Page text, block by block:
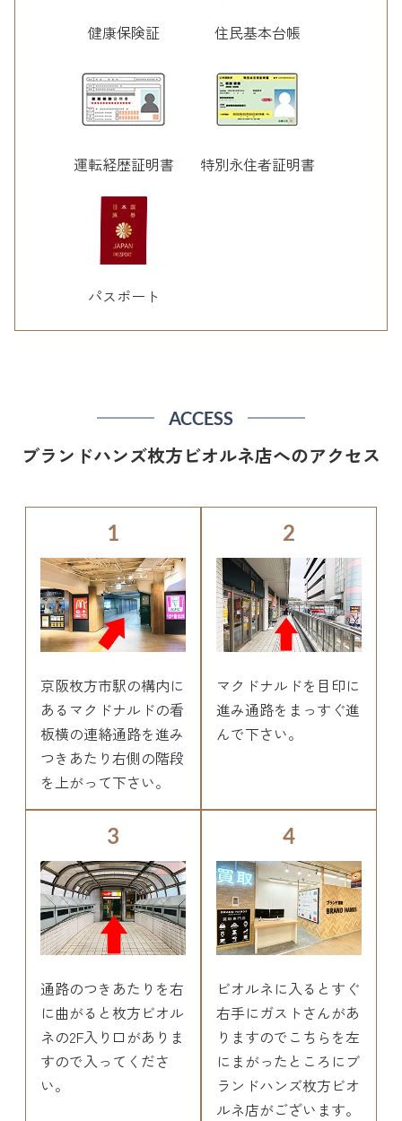
健康保険証 住民基本台帳
運転経歴証明書 特別永住者証明書
パスポート
ACCESS
ブランドハンズ枚方ビオルネ店へのアクセス
1
京阪枚方市駅の構内に
あるマクドナルドの看
板横の連絡通路を進み
つきあたり右側の階段
を上がって下さい。
2
マクドナルドを目印に
進み通路をまっすぐ進
んで下さい。
3
通路のつきあたりを右
に曲がると枚方ビオル
ネの2F入り口がありま
すので入ってくださ
い。
4
ビオルネに入るとすぐ
右手にガストさんがあ
りますのでこちらを左
にまがったところにブ
ランドハンズ枚方ビオ
ルネ店がございます。